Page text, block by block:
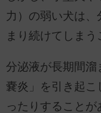
力）の弱い犬は
まり続けてしまう
分泌液が長期間溜
嚢炎」を引き起こ
ったりすることが